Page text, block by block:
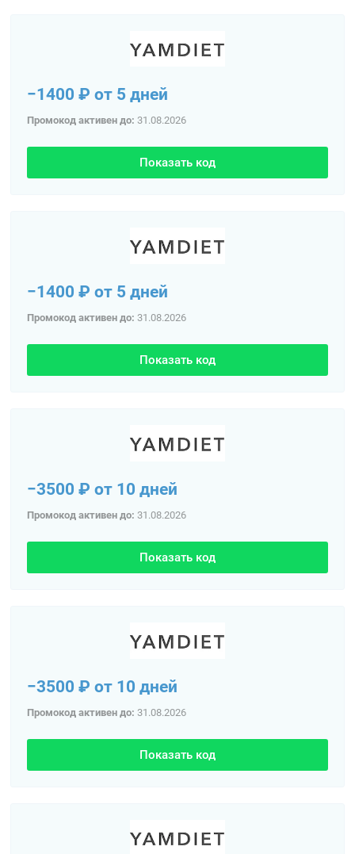
−1400 ₽ от 5 дней
Промокод активен до: 31.08.2026
Показать код
−1400 ₽ от 5 дней
Промокод активен до: 31.08.2026
Показать код
−3500 ₽ от 10 дней
Промокод активен до: 31.08.2026
Показать код
−3500 ₽ от 10 дней
Промокод активен до: 31.08.2026
Показать код